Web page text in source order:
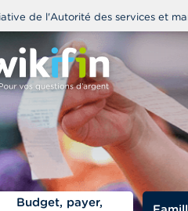
de l'Autorité des services et
Budget, payer,